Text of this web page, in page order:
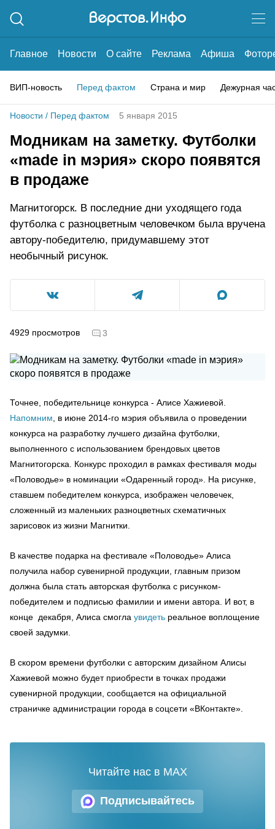
Главное Новости О сайте Реклама Афиша
ВИП-новость Перед фактом Страна и мир Дежурная
Новости / Перед фактом 5 января 2015
Модникам на заметку. Футболки
«made in мэрия» скоро появятся
в продаже
Магнитогорск. В последние дни уходящего года
футболка с разноцветным человечком была вручена
автору-победителю, придумавшему этот
необычный рисунок.
4929 просмотров 3
Точнее, победительнице конкурса - Алисе Хажиевой.
Напомним , в июне 2014-го мэрия объявила о проведении
конкурса на разработку лучшего дизайна футболки,
выполненного с использованием брендовых цветов
Магнитогорска. Конкурс проходил в рамках фестиваля моды
«Половодье» в номинации «Одаренный город». На рисунке,
ставшем победителем конкурса, изображен человечек,
сложенный из маленьких разноцветных схематичных
зарисовок из жизни Магнитки.
В качестве подарка на фестивале «Половодье» Алиса
получила набор сувенирной продукции, главным призом
должна была стать авторская футболка с рисунком-
победителем и подписью фамилии и имени автора. И вот, в
конце декабря, Алиса смогла увидеть реальное воплощение
своей задумки.
В скором времени футболки с авторским дизайном Алисы
Хажиевой можно будет приобрести в точках продажи
сувенирной продукции, сообщается на официальной
страничке администрации города в соцсети «ВКонтакте».
Подписывайтесь
Читайте нас в MAX